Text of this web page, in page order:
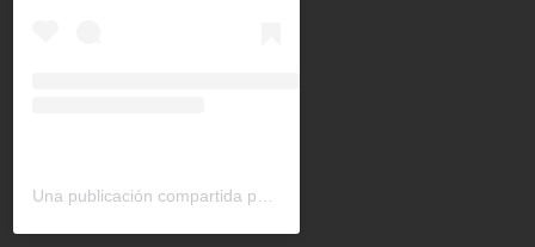
Una publicación compartida por CAN América Latina (@can_latinoamerica)